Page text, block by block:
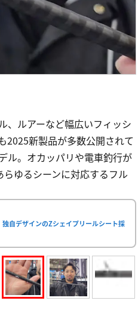
、ルアーなど幅広いフィッシ
2025新製品が多数公開されて
ル。オカッパリや電車釣行が
ゆるシーンに対応するフル
自デザインのZシェイプリールシート採